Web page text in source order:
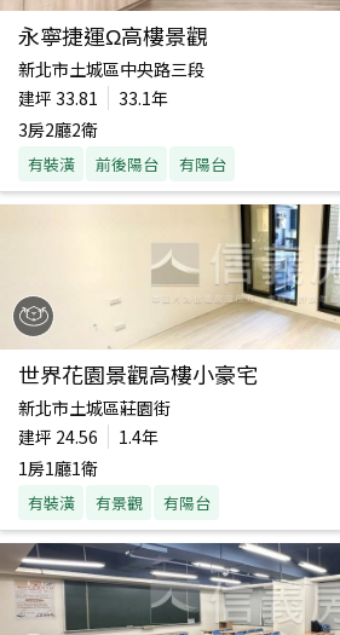
永寧捷運Ω高樓景觀
新北市土城區中央路三段
建坪 33.81
33.1年
3房2廳2衛
有裝潢 前後陽台 有陽台
世界花園景觀高樓小豪宅
新北市土城區莊園街
建坪 24.56
1.4年
1房1廳1衛
有裝潢 有景觀 有陽台